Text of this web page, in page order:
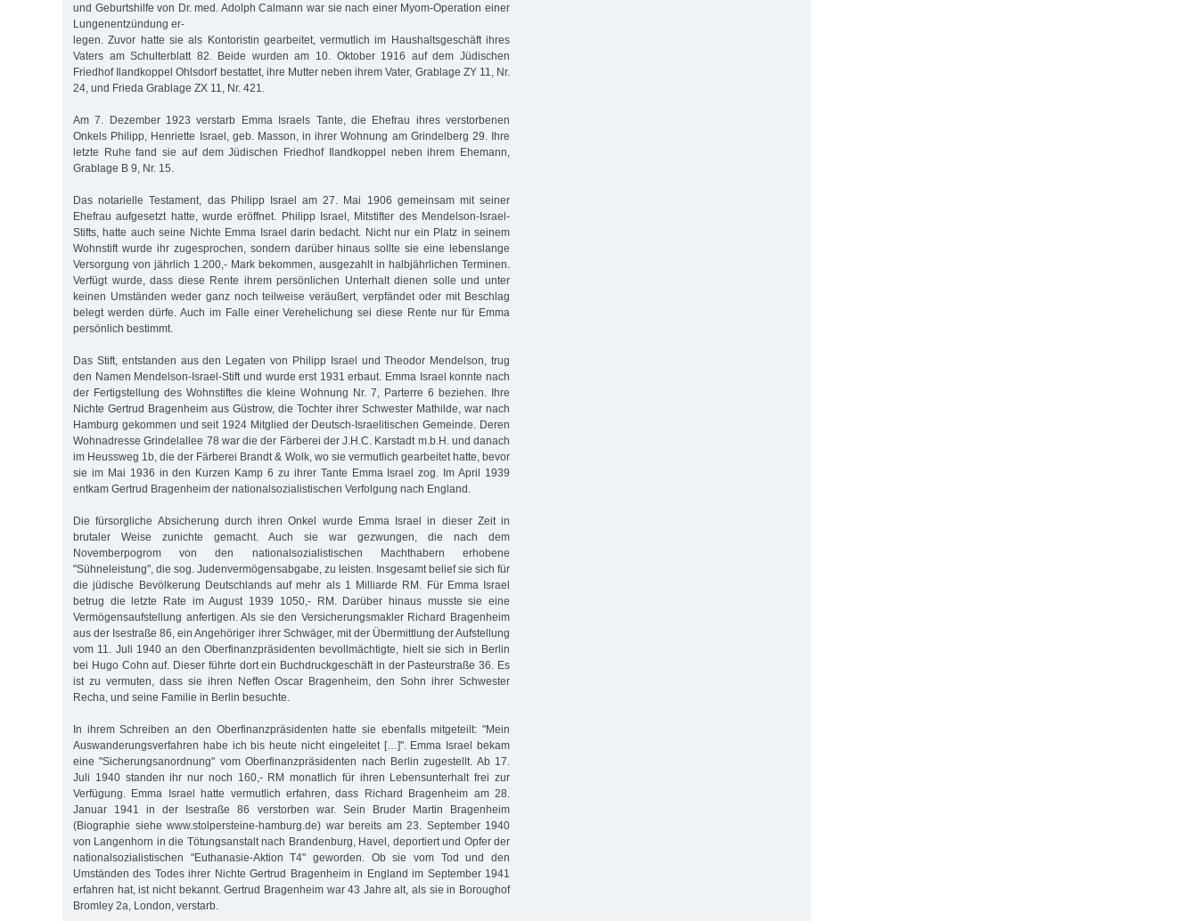
und Geburtshilfe von Dr. med. Adolph Calmann war sie nach einer Myom-Operation einer
Lungenentzündung er-
legen. Zuvor hatte sie als Kontoristin gearbeitet, vermutlich im Haushaltsgeschäft ihres
Vaters am Schulterblatt 82. Beide wurden am 10. Oktober 1916 auf dem Jüdischen
Friedhof Ilandkoppel Ohlsdorf bestattet, ihre Mutter neben ihrem Vater, Grablage ZY 11, Nr.
24, und Frieda Grablage ZX 11, Nr. 421.
Am 7. Dezember 1923 verstarb Emma Israels Tante, die Ehefrau ihres verstorbenen
Onkels Philipp, Henriette Israel, geb. Masson, in ihrer Wohnung am Grindelberg 29. Ihre
letzte Ruhe fand sie auf dem Jüdischen Friedhof Ilandkoppel neben ihrem Ehemann,
Grablage B 9, Nr. 15.
Das notarielle Testament, das Philipp Israel am 27. Mai 1906 gemeinsam mit seiner
Ehefrau aufgesetzt hatte, wurde eröffnet. Philipp Israel, Mitstifter des Mendelson-Israel-
Stifts, hatte auch seine Nichte Emma Israel darin bedacht. Nicht nur ein Platz in seinem
Wohnstift wurde ihr zugesprochen, sondern darüber hinaus sollte sie eine lebenslange
Versorgung von jährlich 1.200,- Mark bekommen, ausgezahlt in halbjährlichen Terminen.
Verfügt wurde, dass diese Rente ihrem persönlichen Unterhalt dienen solle und unter
keinen Umständen weder ganz noch teilweise veräußert, verpfändet oder mit Beschlag
belegt werden dürfe. Auch im Falle einer Verehelichung sei diese Rente nur für Emma
persönlich bestimmt.
Das Stift, entstanden aus den Legaten von Philipp Israel und Theodor Mendelson, trug
den Namen Mendelson-Israel-Stift und wurde erst 1931 erbaut. Emma Israel konnte nach
der Fertigstellung des Wohnstiftes die kleine Wohnung Nr. 7, Parterre 6 beziehen. Ihre
Nichte Gertrud Bragenheim aus Güstrow, die Tochter ihrer Schwester Mathilde, war nach
Hamburg gekommen und seit 1924 Mitglied der Deutsch-Israelitischen Gemeinde. Deren
Wohnadresse Grindelallee 78 war die der Färberei der J.H.C. Karstadt m.b.H. und danach
im Heussweg 1b, die der Färberei Brandt & Wolk, wo sie vermutlich gearbeitet hatte, bevor
sie im Mai 1936 in den Kurzen Kamp 6 zu ihrer Tante Emma Israel zog. Im April 1939
entkam Gertrud Bragenheim der nationalsozialistischen Verfolgung nach England.
Die fürsorgliche Absicherung durch ihren Onkel wurde Emma Israel in dieser Zeit in
brutaler Weise zunichte gemacht. Auch sie war gezwungen, die nach dem
Novemberpogrom von den nationalsozialistischen Machthabern erhobene
"Sühneleistung", die sog. Judenvermögensabgabe, zu leisten. Insgesamt belief sie sich für
die jüdische Bevölkerung Deutschlands auf mehr als 1 Milliarde RM. Für Emma Israel
betrug die letzte Rate im August 1939 1050,- RM. Darüber hinaus musste sie eine
Vermögensaufstellung anfertigen. Als sie den Versicherungsmakler Richard Bragenheim
aus der Isestraße 86, ein Angehöriger ihrer Schwäger, mit der Übermittlung der Aufstellung
vom 11. Juli 1940 an den Oberfinanzpräsidenten bevollmächtigte, hielt sie sich in Berlin
bei Hugo Cohn auf. Dieser führte dort ein Buchdruckgeschäft in der Pasteurstraße 36. Es
ist zu vermuten, dass sie ihren Neffen Oscar Bragenheim, den Sohn ihrer Schwester
Recha, und seine Familie in Berlin besuchte.
In ihrem Schreiben an den Oberfinanzpräsidenten hatte sie ebenfalls mitgeteilt: "Mein
Auswanderungsverfahren habe ich bis heute nicht eingeleitet […]". Emma Israel bekam
eine "Sicherungsanordnung" vom Oberfinanzpräsidenten nach Berlin zugestellt. Ab 17.
Juli 1940 standen ihr nur noch 160,- RM monatlich für ihren Lebensunterhalt frei zur
Verfügung. Emma Israel hatte vermutlich erfahren, dass Richard Bragenheim am 28.
Januar 1941 in der Isestraße 86 verstorben war. Sein Bruder Martin Bragenheim
(Biographie siehe www.stolpersteine-hamburg.de) war bereits am 23. September 1940
von Langenhorn in die Tötungsanstalt nach Brandenburg, Havel, deportiert und Opfer der
nationalsozialistischen "Euthanasie-Aktion T4" geworden. Ob sie vom Tod und den
Umständen des Todes ihrer Nichte Gertrud Bragenheim in England im September 1941
erfahren hat, ist nicht bekannt. Gertrud Bragenheim war 43 Jahre alt, als sie in Boroughof
Bromley 2a, London, verstarb.